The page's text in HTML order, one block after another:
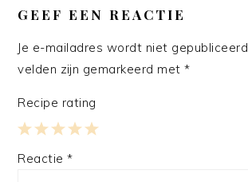
INTERACTIES
GEEF EEN REACTIE
Je e-mailadres wordt niet gepubliceerd.
velden zijn gemarkeerd met*
Recipe rating
4
3
2
1
Reactie*